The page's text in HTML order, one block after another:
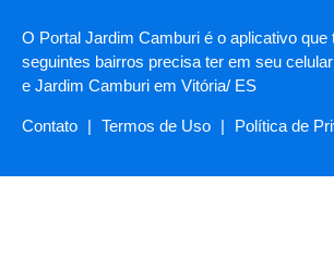
O Portal Jardim Camburi é o aplicativo que
seguintes bairros precisa ter em seu
e Jardim Camburi em Vitória/ ES
Contato | Termos de Uso | Política de